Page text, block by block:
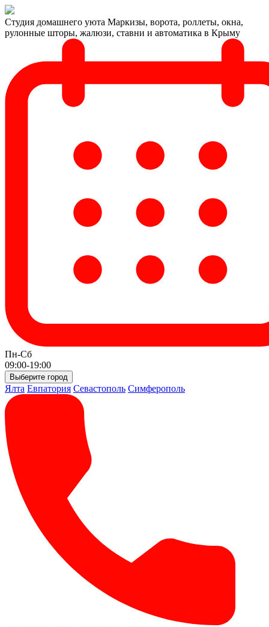
Студия домашнего уюта Маркизы, ворота, роллеты, окна,
рулонные шторы, жалюзи, ставни и автоматика в Крыму
Пн-Сб
09:00-19:00
Выберите город
Ялта Евпатория Севастополь Симферополь